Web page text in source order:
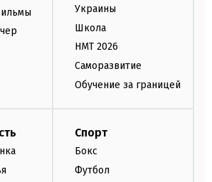
Украины
Школа
НМТ 2026
Саморазвитие
Обучение за границей
Спорт
Бокс
Футбол